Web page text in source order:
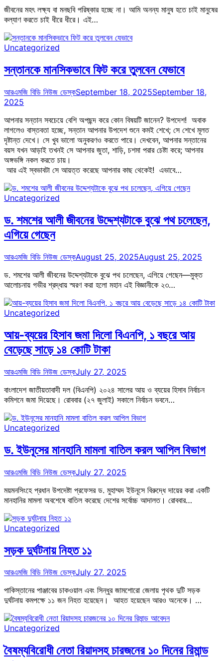
জীবনের মহৎ লক্ষ্য বা মনছবি পরিষ্কার হচ্ছে না। আমি অনন্য মানুষ হতে চাই মানুষের
কল্যাণ করতে চাই ধীরে ধীরে। এই…
Uncategorized
সন্তানকে মানসিকভাবে ফিট করে তুলবেন যেভাবে
আরএমজি বিডি নিউজ ডেস্কSeptember 18, 2025September 18,
2025
আপনার সন্তান সবচেয়ে বেশি অপছন্দ করে কোন বিষয়টি জানেন? উপদেশ! অবাক
লাগলেও বাস্তবতা হচ্ছে, সন্তান আপনার উপদেশ শুনে কমই শেখে; সে শেখে মূলত
দৃষ্টান্ত দেখে। সে খুব ভালো অনুকরণও করতে পারে। দেখবেন, আপনার সন্তানের
বয়স যখন আড়াই তখনই সে আপনার জুতা, শাড়ি, চশমা পরার চেষ্টা করে; আপনার
অঙ্গভঙ্গি নকল করতে চায়।
আর এই স্বভাবটা সে আয়ত্ত করেছে আপনার কাছ থেকেই! এভাবে…
Uncategorized
ড. শমশের আলী জীবনের উদ্দেশ্যটাকে বুঝে পথ চলেছেন,
এগিয়ে গেছেন
আরএমজি বিডি নিউজ ডেস্কAugust 25, 2025August 25, 2025
ড. শমশের আলী জীবনের উদ্দেশ্যটাকে বুঝে পথ চলেছেন, এগিয়ে গেছেন—মুক্ত
আলোচনায় গভীর শ্রদ্ধায় স্মরণ করা হলো মহান এই বিজ্ঞানীকে ২৩…
Uncategorized
আয়-ব্যয়ের হিসাব জমা দিলো বিএনপি, ১ বছরে আয়
বেড়েছে সাড়ে ১৪ কোটি টাকা
আরএমজি বিডি নিউজ ডেস্কJuly 27, 2025
বাংলাদেশ জাতীয়তাবাদী দল (বিএনপি) ২০২৪ সালের আয় ও ব্যয়ের হিসাব নির্বাচন
কমিশনে জমা দিয়েছে। রোববার (২৭ জুলাই) সকালে নির্বাচন ভবনে…
Uncategorized
ড. ইউনূসের মানহানি মামলা বাতিল করল আপিল বিভাগ
আরএমজি বিডি নিউজ ডেস্কJuly 27, 2025
ময়মনসিংহে প্রধান উপদেষ্টা প্রফেসর ড. মুহাম্মদ ইউনূসে বিরুদ্ধে দায়ের করা একটি
মানহানির মামলা অবশেষে বাতিল করেছে দেশের সর্বোচ্চ আদালত। রোববার…
Uncategorized
সড়ক দুর্ঘটনায় নিহত ১১
আরএমজি বিডি নিউজ ডেস্কJuly 27, 2025
পাকিস্তানের পাঞ্জাবের চাকওয়াল এবং সিন্ধুর জামশোরো জেলায় পৃথক দুটি সড়ক
দুর্ঘটনায় কমপক্ষে ১১ জন নিহত হয়েছেন। আহত হয়েছেন আরও অনেকে। …
Uncategorized
বৈষম্যবিরোধী নেতা রিয়াদসহ চারজনের ১০ দিনের রিমান্ড